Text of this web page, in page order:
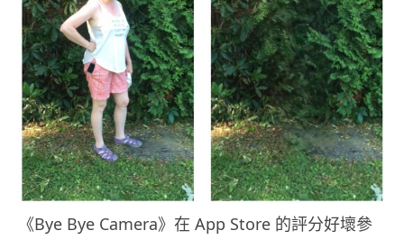
《Bye Bye Camera》在 App Store 的評分好壞參